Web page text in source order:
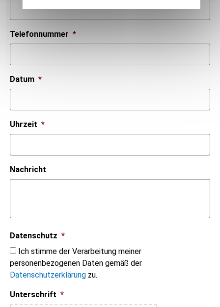
Telefonnummer *
Datum *
Uhrzeit *
Nachricht
Datenschutz *
Ich stimme der Verarbeitung meiner
personenbezogenen Daten gemäß der
Datenschutzerklärung zu.
Unterschrift *